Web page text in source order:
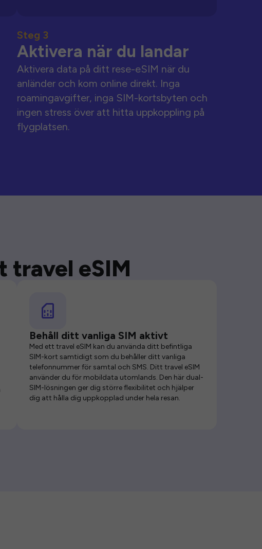
Steg 3
Aktivera när du landar
Aktivera data på ditt rese-eSIM när du
anländer och kom online direkt. Inga
roamingavgifter, inga SIM-kortsbyten och
ingen stress över att hitta uppkoppling på
flygplatsen.
travel eSIM
Behåll ditt vanliga SIM aktivt
Med ett travel eSIM kan du använda ditt befintliga
SIM-kort samtidigt som du behåller ditt vanliga
telefonnummer för samtal och SMS. Ditt travel eSIM
använder du för mobildata utomlands. Den här dual-
SIM-lösningen ger dig större flexibilitet och hjälper
dig att hålla dig uppkopplad under hela resan.